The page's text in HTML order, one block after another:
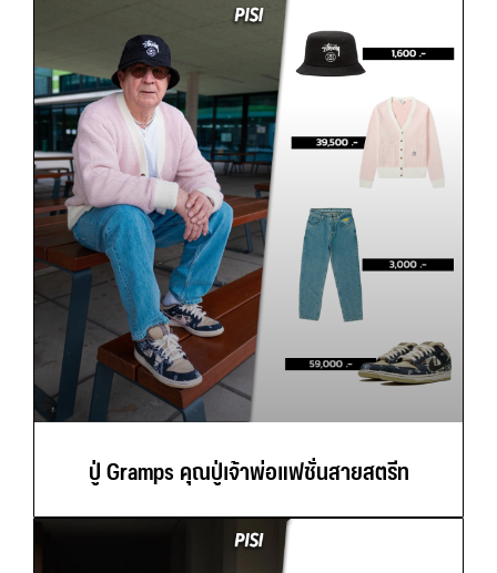
ปู่ Gramps คุณปู่เจ้าพ่อแฟชั่นสายสตรีท